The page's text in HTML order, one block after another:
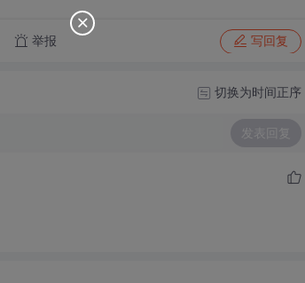
举报 写回复
切换为时间正序
发表回复